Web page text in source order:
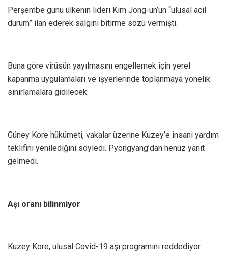
Perşembe günü ülkenin lideri Kim Jong-un’un “ulusal acil
durum” ilan ederek salgını bitirme sözü vermişti.
Buna göre virüsün yayılmasını engellemek için yerel
kapanma uygulamaları ve işyerlerinde toplanmaya yönelik
sınırlamalara gidilecek.
Güney Kore hükümeti, vakalar üzerine Kuzey’e insani yardım
teklifini yenilediğini söyledi. Pyongyang’dan henüz yanıt
gelmedi.
Aşı oranı bilinmiyor
Kuzey Kore, ulusal Covid-19 aşı programını reddediyor.